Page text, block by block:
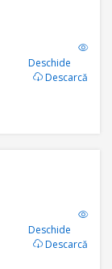
Deschide
Descarcă
Deschide
Descarcă